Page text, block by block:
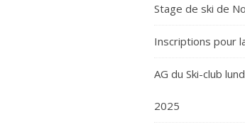
Stage de ski de
Inscriptions pour
AG du Ski-club
2025